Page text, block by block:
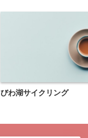
びわ湖サイクリング